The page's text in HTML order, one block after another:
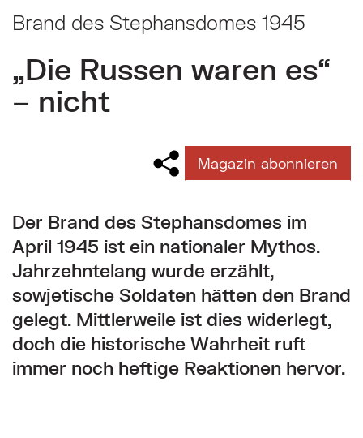
Brand des Stephansdomes 1945
„Die Russen waren es“
– nicht
Magazin abonnieren
Der Brand des Stephansdomes im
April 1945 ist ein nationaler Mythos.
Jahrzehntelang wurde erzählt,
sowjetische Soldaten hätten den Brand
gelegt. Mittlerweile ist dies widerlegt,
doch die historische Wahrheit ruft
immer noch heftige Reaktionen hervor.